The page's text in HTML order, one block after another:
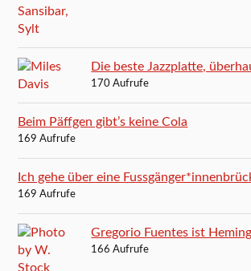
Die beste Jazzplatte,
170 Aufrufe
Beim Päffgen gibt’s keine Cola
169 Aufrufe
Ich gehe über eine
169 Aufrufe
Gregorio Fuentes ist
166 Aufrufe